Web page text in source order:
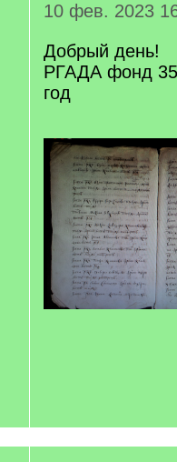
10 фев. 2023
Добрый день!
РГАДА фонд
год